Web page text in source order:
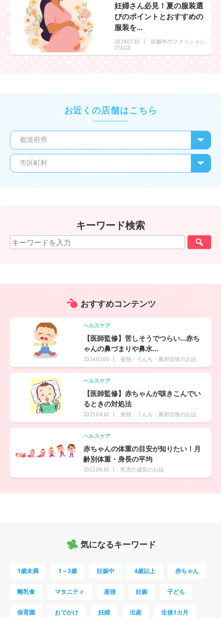
妊婦さん必見！夏の服装選
びのポイントとおすすめの
服装を...
2024.07.10
妊娠中のファッション
のお話
お近くの店舗はこちら
キーワード検索
おすすめコンテンツ
ヘルスケア
【医師監修】苦しそうでつらい…赤ち
ゃんの鼻づまりや鼻水...
2024.02.06 発熱・うんち・風邪症状のお話
ヘルスケア
【医師監修】赤ちゃんが咳きこんでい
るときの対処法
2023.04.10 発熱・うんち・風邪症状のお話
ヘルスケア
赤ちゃんの体重の目安が知りたい！月
齢別体重・身長の平均
2022.08.30 乳児の成長のお話
気になるキーワード
1歳未満 1～3歳 妊娠中 4歳以上 赤ちゃん
離乳食 マタニティ 産後 妊娠 子ども
保育園 おでかけ 妊婦 出産 生後1カ月